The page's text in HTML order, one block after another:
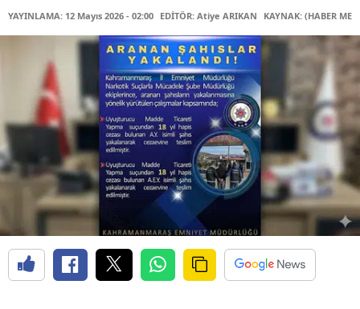
YAYINLAMA: 12 Mayıs 2026 - 02:00 EDİTÖR: Atiye ARIKAN KAYNAK: (HABER